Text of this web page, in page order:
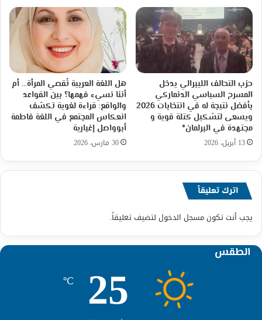
حزب التحالف الليبرالي يدخل
المسرح السياسي الدنماركي
بأفضل نتيجة له في انتخابات 2026
ويسعى لتشكيل كتلة قوية و
مجتهدة في البرلمان*
13 أبريل، 2026
هل اللغة العربية تُقصي المرأة… أم
أننا نسيء فهمها؟ بين القواعد
والواقع: قراءة لغوية تكشف
انعكاس المجتمع في اللغة فاطمة
أبوواصل إغبارية
30 مارس، 2026
اترك تعليقاً
يجب أنت تكونمسجل الدخول لتضيف تعليقاً.
الطقس 25
℃